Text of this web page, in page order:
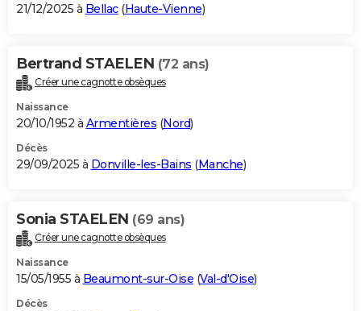
S'inscrire
Se connecter
Lycées
Collèges
Primaires
Universités
Entreprises
Service militaire
Avis de recherche
AVIS DE DÉCÈS
Bricolage
Lifestyle
Culture
Sport
Auto
Television
Voyage
Cinema
21/12/2025 à Bellac(Haute-Vienne)
Bertrand STAELEN (72 ans)
Créer une cagnotte obsèques
Naissance
20/10/1952 à Armentières (Nord)
Décès
29/09/2025 à Donville-les-Bains (Manche)
Sonia STAELEN (69 ans)
Créer une cagnotte obsèques
Naissance
15/05/1955 à Beaumont-sur-Oise (Val-d'Oise)
Décès